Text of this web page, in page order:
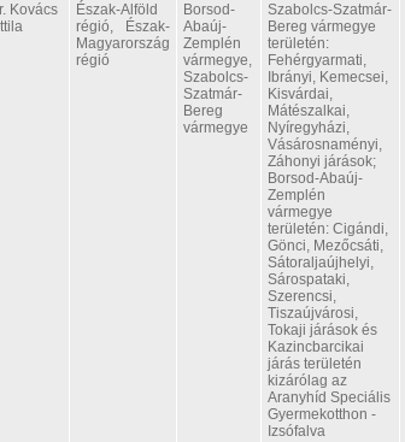
Kovács
Észak-Alföld
régió, Észak-
Magyarország
régió
Borsod-
Abaúj-
Zemplén
vármegye,
Szabolcs-
Szatmár-
Bereg
vármegye
Szabolcs-Szatmár-
Bereg vármegye
területén:
Fehérgyarmati,
Ibrányi, Kemecsei,
Kisvárdai,
Mátészalkai,
Nyíregyházi,
Vásárosnaményi,
Záhonyi járások;
Borsod-Abaúj-
Zemplén
vármegye
területén: Cigándi,
Gönci, Mezőcsáti,
Sátoraljaújhelyi,
Sárospataki,
Szerencsi,
Tiszaújvárosi,
Tokaji járások és
Kazincbarcikai
járás területén
kizárólag az
Aranyhíd Speciális
Gyermekotthon -
Izsófalva